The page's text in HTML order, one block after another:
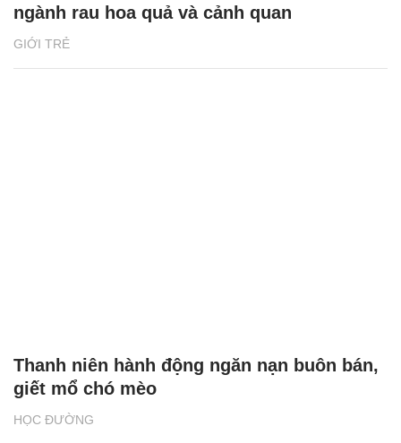
GIỚI TRẺ
ngành rau hoa quả và cảnh quan
HỌC ĐƯỜNG
Thanh niên hành động ngăn nạn buôn bán,
giết mổ chó mèo